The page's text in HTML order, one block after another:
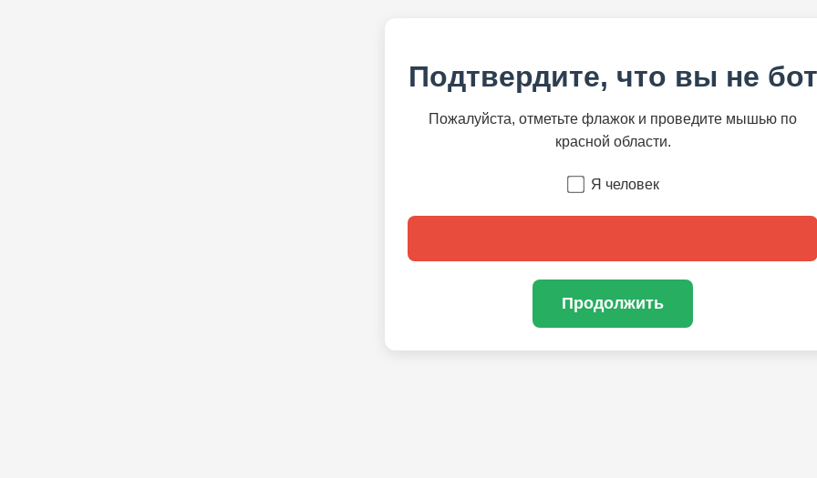
Подтвердите, что вы не бот
Пожалуйста, отметьте флажок и проведите мышью по
красной области.
Я человек
Продолжить